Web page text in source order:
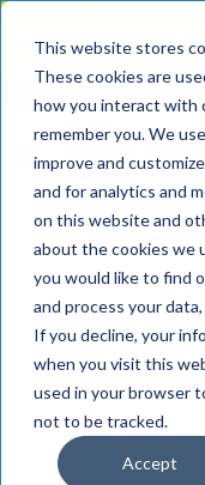
This website stores
These cookies are
how you interact with
remember you. We
improve and
and for analytics and
on this website and
about the cookies we
you would like to find
and process your
If you decline, your
when you visit this
used in your browser
not to be tracked.
Accept
The Speed of Reliability